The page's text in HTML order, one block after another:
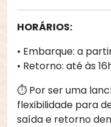
HORÁRIOS:
• Embarque: a
• Retorno: até às
⏱️ Por ser uma
flexibilidade para
saída e retorno